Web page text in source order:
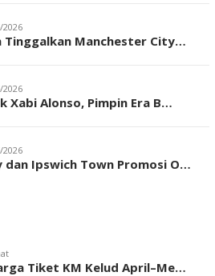
2026
Tinggalkan Manchester City…
2026
Xabi Alonso, Pimpin Era B…
2026
Ipswich Town Promosi O…
Tiket KM Kelud April–Me…